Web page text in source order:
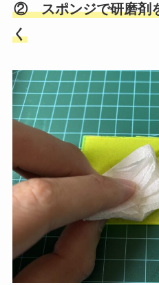
② スポンジで研磨剤
く